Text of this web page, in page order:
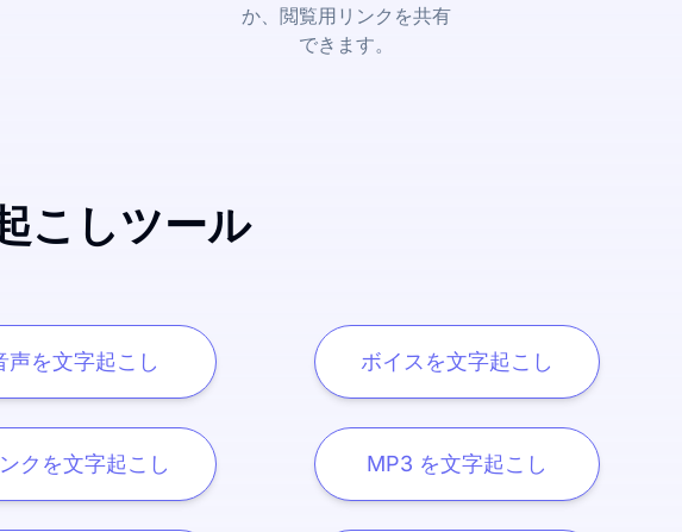
か、閲覧用リンクを共有
できます。
こしツール
声を文字起こし ボイスを文字起こし
クを文字起こし MP3 を文字起こし